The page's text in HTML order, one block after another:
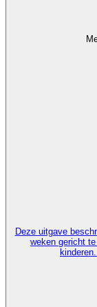
Deze uitgave
weken gericht